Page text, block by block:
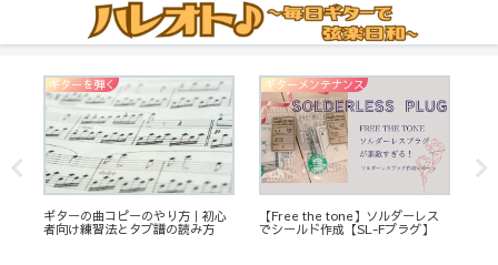
ギターを弾く
ギターの曲コピーのやり方｜初心
者向け練習法とタブ譜の読み方
ギターメンテナンス
【Free the tone】ソルダーレス
でシールド作成【SL-Fプラグ】